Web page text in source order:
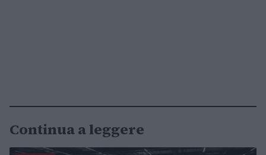
Continua a leggere